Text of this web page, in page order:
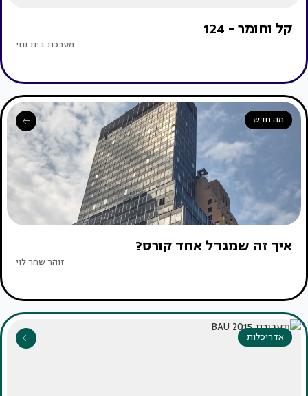
קל וחומר - 124
מערכת בית ונוי
מה חדש
איך זה שמגדל אחד קורס?
זוהר שחר לוי
אדריכלות